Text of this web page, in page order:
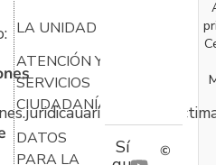
LA UNIDAD
ATENCIÓN Y
SERVICIOS
CIUDADANÍA
DATOS
PARA LA
Sí
©